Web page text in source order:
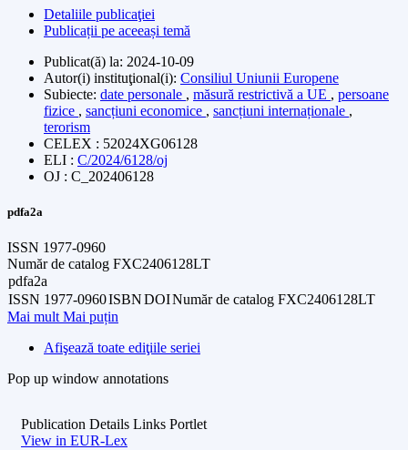
Detaliile publicaţiei
Publicații pe aceeași temă
Publicat(ă) la: 2024-10-09
Autor(i) instituţional(i): Consiliul Uniunii Europene
Subiecte: date personale , măsură restrictivă a UE , persoane
fizice , sancțiuni economice , sancțiuni internaționale ,
terorism
CELEX : 52024XG06128
ELI : C/2024/6128/oj
OJ : C_202406128
pdfa2a
ISSN 1977-0960
Număr de catalog FXC2406128LT
pdfa2a
ISSN 1977-0960ISBNDOINumăr de catalog FXC2406128LT
Mai mult Mai puțin
Afişează toate ediţiile seriei
Pop up window annotations
Publication Details Links Portlet
View in EUR-Lex